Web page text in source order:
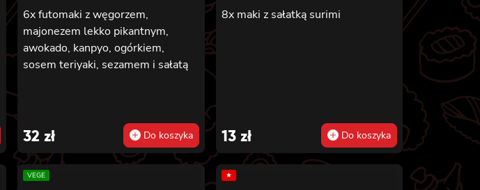
6x futomaki z węgorzem,
majonezem lekko pikantnym,
awokado, kanpyo, ogórkiem,
sosem teriyaki, sezamem i sałatą
32 zł Do koszyka
8x maki z sałatką surimi
13 zł Do koszyka
VEGE ★